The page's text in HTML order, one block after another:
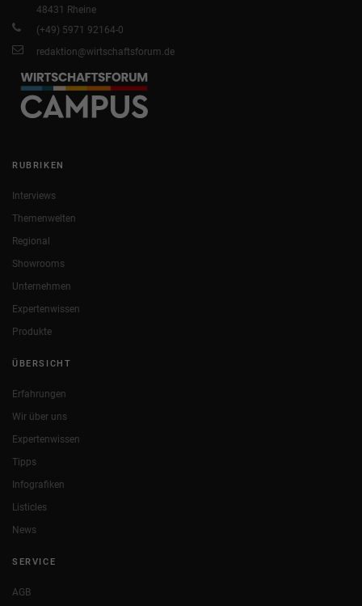
48431 Rheine
(+49) 5971 92164-0
redaktion@wirtschaftsforum.de
RUBRIKEN
Interviews
Themenwelten
Regional
Showrooms
Unternehmen
Expertenwissen
Produkte
ÜBERSICHT
Erfahrungen
Wir über uns
Expertenwissen
Tipps
Infografiken
Listicles
News
SERVICE
AGB